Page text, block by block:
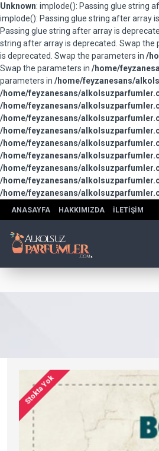
Unknown: implode(): Passing glue string
implode(): Passing glue string after array
Passing glue string after array is
string after array is deprecated. Swap the
is deprecated. Swap the parameters in /
Swap the parameters in /home/
parameters in /home/feyzanesans/
/home/feyzanesans/
/home/feyzanesans/
/home/feyzanesans/
/home/feyzanesans/
/home/feyzanesans/
/home/feyzanesans/
/home/feyzanesans/
/home/feyzanesans/
/home/feyzanesans/
ANASAYFA HAKKIMIZDA İLETIŞIM
Stokta Yok